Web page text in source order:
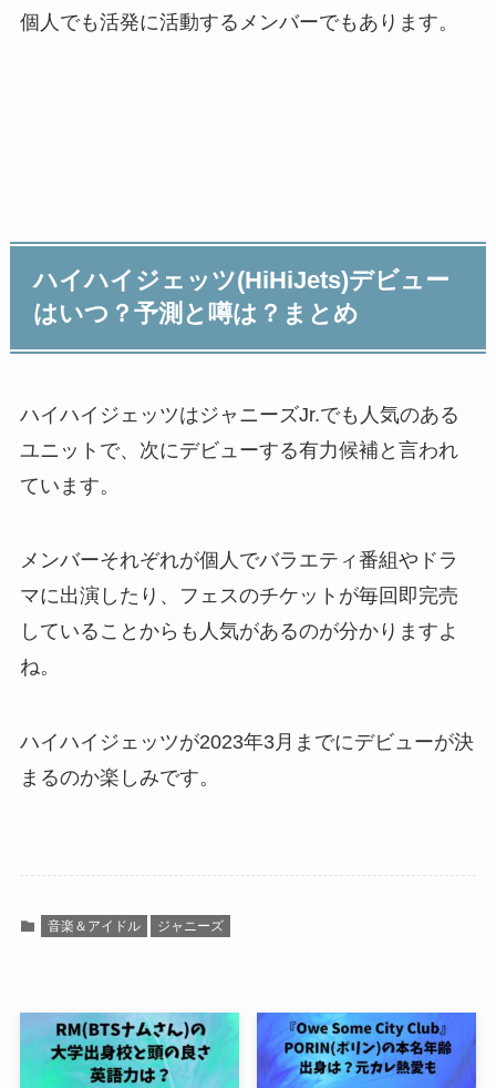
個人でも活発に活動するメンバーでもあります。
ハイハイジェッツ(HiHiJets)デビュー
はいつ？予測と噂は？まとめ
ハイハイジェッツはジャニーズJr.でも人気のある
ユニットで、次にデビューする有力候補と言われ
ています。
メンバーそれぞれが個人でバラエティ番組やドラ
マに出演したり、フェスのチケットが毎回即完売
していることからも人気があるのが分かりますよ
ね。
ハイハイジェッツが2023年3月までにデビューが決
まるのか楽しみです。
音楽＆アイドル ジャニーズ